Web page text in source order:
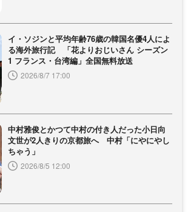
イ・ソジンと平均年齢76歳の韓国名優4人によ
る海外旅行記 「花よりおじいさん シーズン
1 フランス・台湾編」全国無料放送
2026/8/7 17:00
中村雅俊とかつて中村の付き人だった小日向
文世が2人きりの京都旅へ 中村「にやにやし
ちゃう」
2026/8/5 12:00